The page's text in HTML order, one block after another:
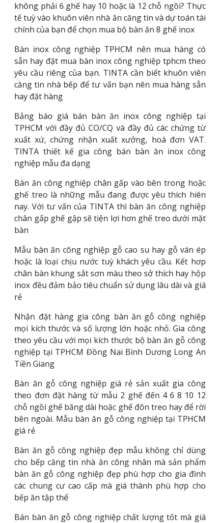
không phải 6 ghế hay 10 hoặc là 12 chỗ ngồi? Thực
tế tuỳ vào khuôn viên nhà ăn căng tin và dự toán tài
chính của bạn để chọn mua bộ bàn ăn 8 ghế inox
Bàn inox công nghiệp TPHCM nên mua hàng có
sẵn hay đặt mua bàn inox công nghiệp tphcm theo
yêu cầu riêng của bạn. TINTA cần biết khuôn viên
căng tin nhà bếp để tư vấn bạn nên mua hàng sẵn
hay đặt hàng
Bảng báo giá bán bàn ăn inox công nghiệp tại
TPHCM với đầy đủ CO/CQ và đầy đủ các chứng từ
xuất xứ, chứng nhận xuất xưởng, hoá đơn VAT.
TINTA thiết kế gia công bán bàn ăn inox công
nghiệp mẫu đa dạng
Bàn ăn công nghiệp chân gấp vào bên trong hoặc
ghế treo là những mẫu đang được yêu thích hiên
nay. Với tư vấn của TINTA thì bàn ăn công nghiệp
chân gấp ghế gập sẽ tiện lợi hơn ghế treo dưới mặt
bàn
Mẫu bàn ăn công nghiệp gỗ cao su hay gỗ ván ép
hoặc là loại chịu nước tuỳ khách yêu cầu. Kết hơp
chân bàn khung sắt sơn màu theo sở thích hay hộp
inox đều đảm bảo tiêu chuẩn sử dụng lâu dài và giá
rẻ
Nhận đặt hàng gia công bàn ăn gỗ công nghiệp
mọi kích thước và số lượng lớn hoặc nhỏ. Gia công
theo yêu cầu với mọi kích thước bộ bàn ăn gỗ công
nghiệp tại TPHCM Đồng Nai Bình Dương Long An
Tiền Giang
Bàn ăn gỗ công nghiệp giá rẻ sản xuất gia công
theo đơn đặt hàng từ mẫu 2 ghế đến 4 6 8 10 12
chỗ ngồi ghế băng dài hoặc ghế đôn treo hay để rời
bên ngoài. Mẫu bàn ăn gỗ công nghiệp tại TPHCM
giá rẻ
Bàn ăn gỗ công nghiệp đẹp mẫu không chỉ dùng
cho bếp căng tin nhà ăn công nhân mà sản phẩm
bàn ăn gỗ công nghiệp đẹp phù hợp cho gia đình
các chung cư cao cấp mà giá thành phù hợp cho
bếp ăn tập thể
Bán bàn ăn gỗ công nghiệp chất lượng tốt mà giá